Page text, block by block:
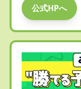
公式HPへ